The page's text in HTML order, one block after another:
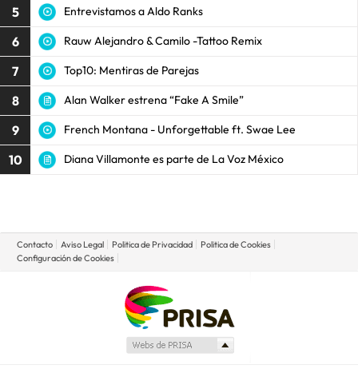
5 Entrevistamos a Aldo Ranks
6 Rauw Alejandro & Camilo -Tattoo Remix
7 Top10: Mentiras de Parejas
8 Alan Walker estrena “Fake A Smile”
9 French Montana - Unforgettable ft. Swae Lee
10 Diana Villamonte es parte de La Voz México
Contacto Aviso Legal Politica de Privacidad
Politica de Cookies
Configuración de Cookies